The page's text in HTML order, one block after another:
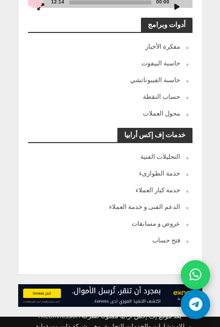
00:00
12:14
أدوات وبرامج
مفكرة الأخبار
حاسبة البيفوت
حاسبة الفيبوناتشي
حساب النقطة
محول العملات
خدمات إف إكس أرابيا
التحليلات الفنية
خدمة الطوارىء
خدمة كبار العملاء
الدعم الفنى و خدمة العملاء
عروض و مسابقات
فتح حساب
يعد موقع إف إكس ارابيا مملوكًا لشركة FXCommission